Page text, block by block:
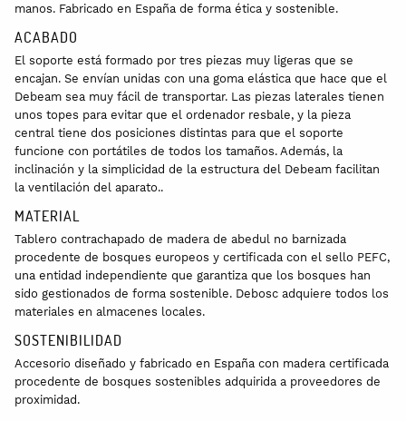
manos. Fabricado en España de forma ética y sostenible.
ACABADO
El soporte está formado por tres piezas muy ligeras que se
encajan. Se envían unidas con una goma elástica que hace que el
Debeam sea muy fácil de transportar. Las piezas laterales tienen
unos topes para evitar que el ordenador resbale, y la pieza
central tiene dos posiciones distintas para que el soporte
funcione con portátiles de todos los tamaños. Además, la
inclinación y la simplicidad de la estructura del Debeam facilitan
la ventilación del aparato..
MATERIAL
Tablero contrachapado de madera de abedul no barnizada
procedente de bosques europeos y certificada con el sello PEFC,
una entidad independiente que garantiza que los bosques han
sido gestionados de forma sostenible. Debosc adquiere todos los
materiales en almacenes locales.
SOSTENIBILIDAD
Accesorio diseñado y fabricado en España con madera certificada
procedente de bosques sostenibles adquirida a proveedores de
proximidad.